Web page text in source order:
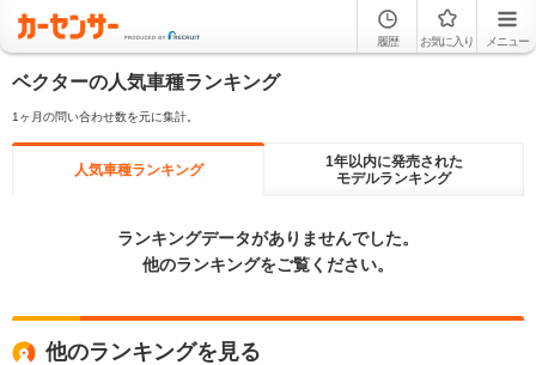
履歴 お気に入り メニュー
ベクターの人気車種ランキング
1ヶ月の問い合わせ数を元に集計。
人気車種ランキング
1年以内に発売された
モデルランキング
ランキングデータがありませんでした。
他のランキングをご覧ください。
他のランキングを見る